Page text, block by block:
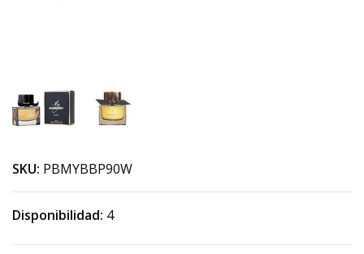
SKU: PBMYBBP90W
Disponibilidad: 4